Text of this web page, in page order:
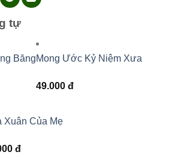
tự
BăngMong Ước Kỷ Niệm Xưa
49.000 đ
Xuân Của Mẹ
đ